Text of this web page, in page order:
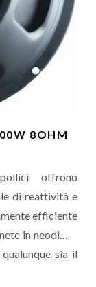
8OHM
offrono
di reattività e
efficiente
in neodimio
sia il